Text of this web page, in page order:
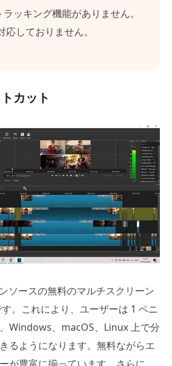
ッキング機能がありません。
応しておりません。
カット
ソースの無料のマルチスクリーン
。これにより、ユーザーは 1 ペニ
Windows、macOS、Linux 上で分
るようになります。無料ながらエ